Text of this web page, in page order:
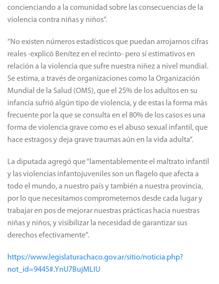
concienciando a la comunidad sobre las consecuencias de la
violencia contra niñas y niños”.
“No existen números estadísticos que puedan arrojarnos cifras
reales -explicó Benítez en el recinto- pero sí estimativos en
relación a la violencia que sufre nuestra niñez a nivel mundial.
Se estima, a través de organizaciones como la Organización
Mundial de la Salud (OMS), que el 25% de los adultos en su
infancia sufrió algún tipo de violencia, y de estas la forma más
frecuente por la que se consulta en el 80% de los casos es una
forma de violencia grave como es el abuso sexual infantil, que
hace estragos y deja grave traumas aún en la vida adulta”.
La diputada agregó que “lamentablemente el maltrato infantil
y las violencias infantojuveniles son un flagelo que afecta a
todo el mundo, a nuestro país y también a nuestra provincia,
por lo que necesitamos comprometernos desde cada lugar y
trabajar en pos de mejorar nuestras prácticas hacia nuestras
niñas y niños, y visibilizar la necesidad de garantizar sus
derechos efectivamente”.
https://www.legislaturachaco.gov.ar/sitio/noticia.php?
not_id=9445#.YnU7BujMLIU